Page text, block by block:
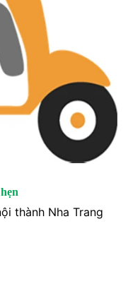
thành Nha Trang